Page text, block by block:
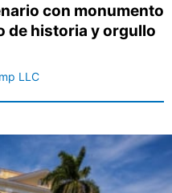
con monumento
de historia y orgullo
LLC